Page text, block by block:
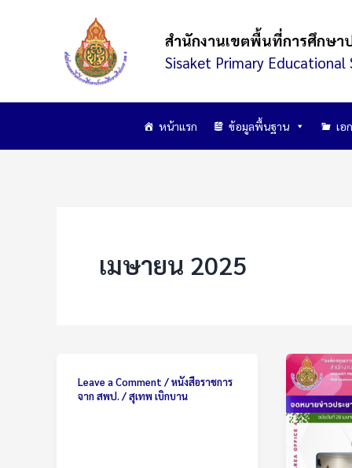
สำนักงานเขตพื้นที่การศึกษา
Sisaket Primary Educational
หน้าแรก ข้อมูลพื้นฐาน เอ
เมษายน 2025
Leave a Comment /หนังสือราชการ
จาก สพป. /สุเทพ เบิกบาน